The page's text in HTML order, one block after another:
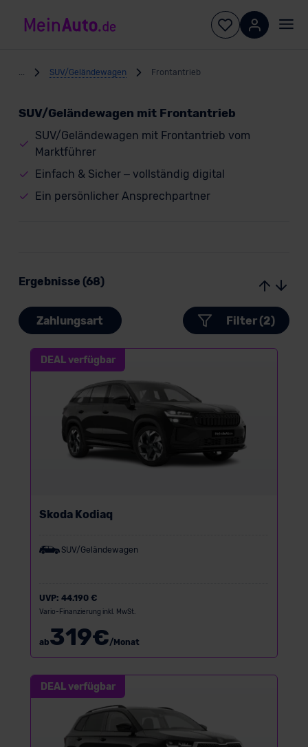
SUV/Geländewagen Frontantrieb
SUV/Geländewagen mit Frontantrieb
SUV/Geländewagen mit Frontantrieb vom
Marktführer
Einfach & Sicher – vollständig digital
Ein persönlicher Ansprechpartner
Ergebnisse (68)
Zahlungsart Filter (2)
DEAL verfügbar
Skoda Kodiaq
SUV/Geländewagen
UVP: 44.190 €
Vario-Finanzierung inkl. MwSt.
ab319€/Monat
DEAL verfügbar